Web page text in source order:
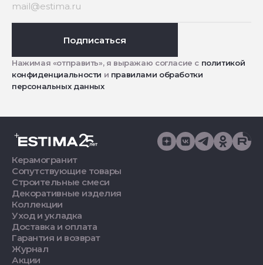
Подписаться
Нажимая «отправить», я выражаю согласие с политикой
конфиденциальности и правилами обработки
персональных данных
Керамогранит
Сопутствующие товары
Строительные смеси
Декоративные изделия
Коллекции
Уход и укладка
Доставка и оплата
Гарантия и возврат
Журнал
Акции